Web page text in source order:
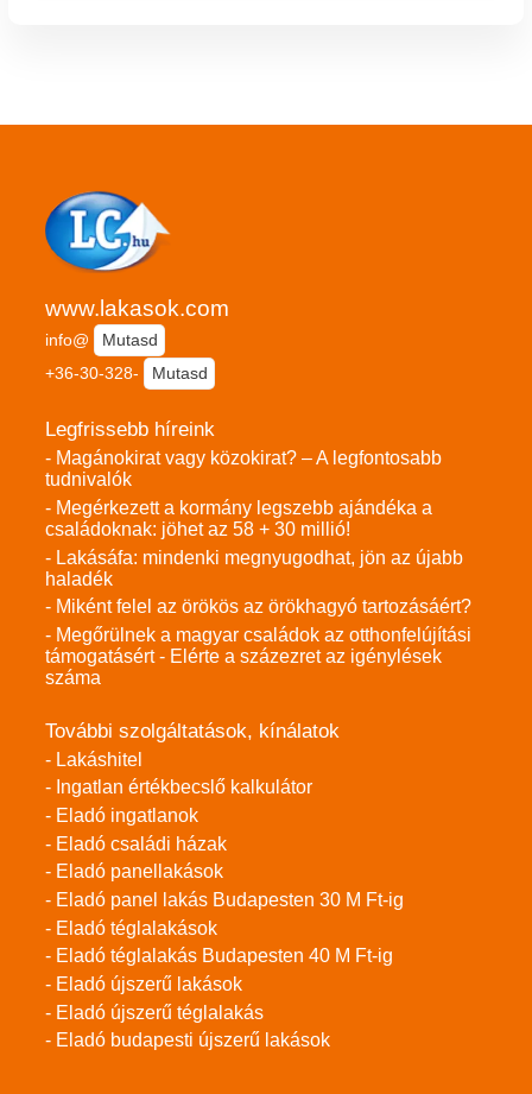
www.lakasok.com
info@
Mutasd
+36-30-328-
Mutasd
Legfrissebb híreink
- Magánokirat vagy közokirat? – A legfontosabb
tudnivalók
- Megérkezett a kormány legszebb ajándéka a
családoknak: jöhet az 58 + 30 millió!
- Lakásáfa: mindenki megnyugodhat, jön az újabb
haladék
- Miként felel az örökös az örökhagyó tartozásáért?
- Megőrülnek a magyar családok az otthonfelújítási
támogatásért - Elérte a százezret az igénylések
száma
További szolgáltatások, kínálatok
- Lakáshitel
- Ingatlan értékbecslő kalkulátor
- Eladó ingatlanok
- Eladó családi házak
- Eladó panellakások
- Eladó panel lakás Budapesten 30 M Ft-ig
- Eladó téglalakások
- Eladó téglalakás Budapesten 40 M Ft-ig
- Eladó újszerű lakások
- Eladó újszerű téglalakás
- Eladó budapesti újszerű lakások